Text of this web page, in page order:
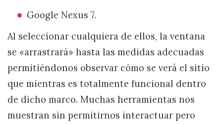
Google Nexus 7.
Al seleccionar cualquiera de ellos, la ventana
se «arrastrará» hasta las medidas adecuadas
permitiéndonos observar cómo se verá el sitio
que mientras es totalmente funcional dentro
de dicho marco. Muchas herramientas nos
muestran sin permitirnos interactuar pero